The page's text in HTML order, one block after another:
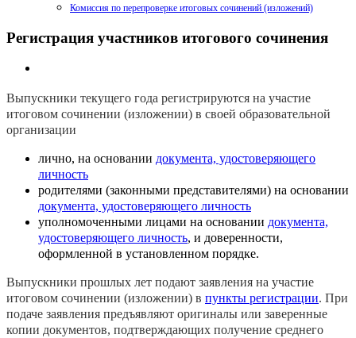
Комиссия по перепроверке итоговых сочинений (изложений)
Регистрация участников итогового сочинения
Выпускники текущего года регистрируются на участие
итоговом сочинении (изложении) в своей образовательной
организации
лично, на основании документа, удостоверяющего
личность
родителями (законными представителями) на основании
документа, удостоверяющего личность
уполномоченными лицами на основании документа,
удостоверяющего личность, и доверенности,
оформленной в установленном порядке.
Выпускники прошлых лет подают заявления на участие
итоговом сочинении (изложении) в пункты регистрации. При
подаче заявления предъявляют оригиналы или заверенные
копии документов, подтверждающих получение среднего